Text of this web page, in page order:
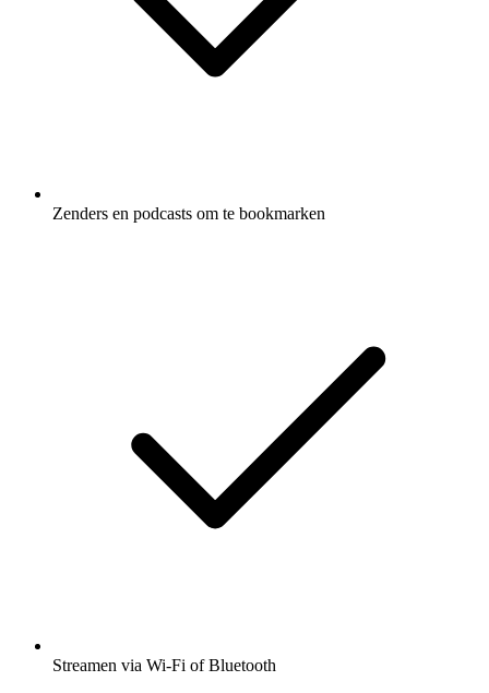
Zenders en podcasts om te bookmarken
Streamen via Wi-Fi of Bluetooth